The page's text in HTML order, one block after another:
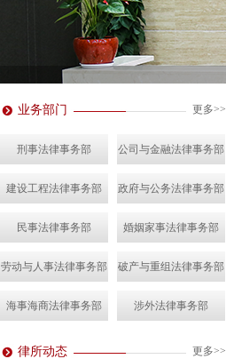
业务部门 更多>>
刑事法律事务部 公司与金融法律事务部
建设工程法律事务部 政府与公务法律事务部
民事法律事务部 婚姻家事法律事务部
劳动与人事法律事务部 破产与重组法律事务部
海事海商法律事务部 涉外法律事务部
律所动态 更多>>